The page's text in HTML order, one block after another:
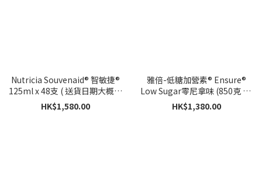
Nutricia Souvenaid® 智敏捷®
125ml x 48支 ( 送貨日期大概5-
7個工作天)
HK$1,580.00
雅倍-低糖加營素® Ensure®
Low Sugar零尼拿味 (850克 x 6
罐)
HK$1,380.00